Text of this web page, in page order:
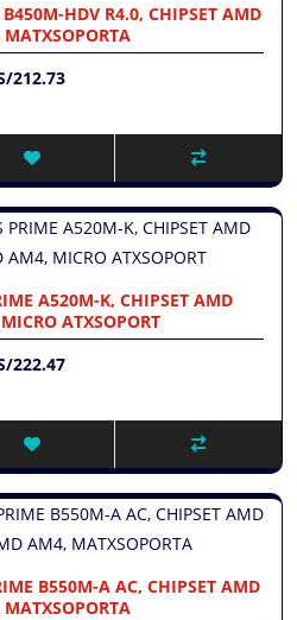
HDV R4.0, CHIPSET AMD
212.73
A520M-K, CHIPSET AMD
ATXSOPORT
222.47
B550M-A AC, CHIPSET AMD